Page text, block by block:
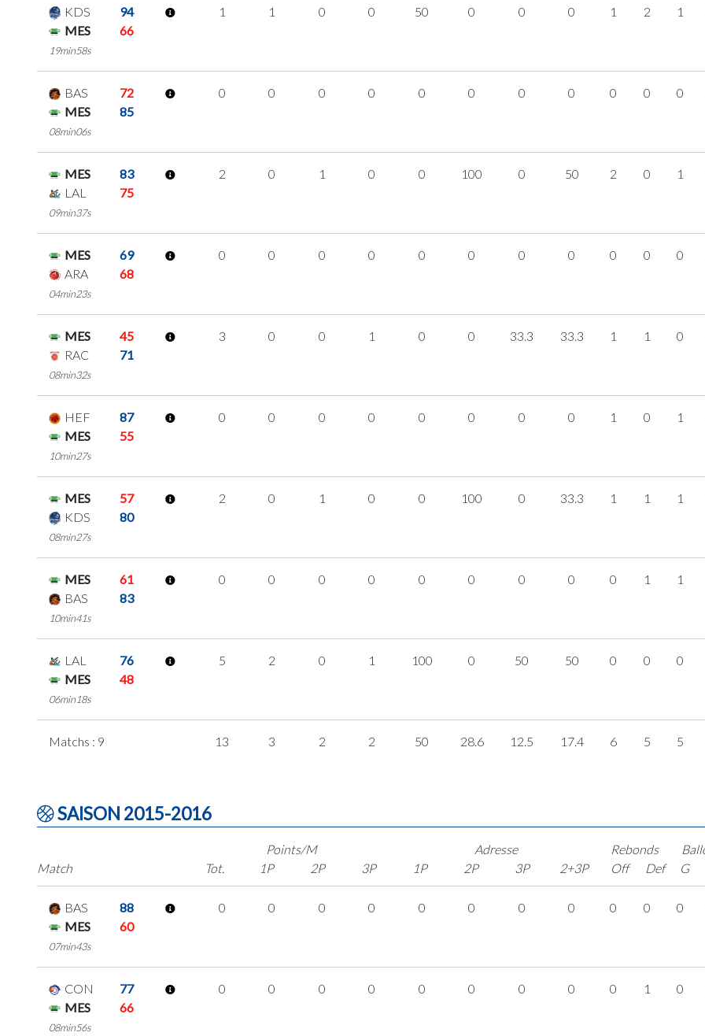
KDS
94
MES
66
19min58s
1 1 0 0 50 0 0 0 1 2 1
BAS
72
MES
85
08min06s
0 0 0 0 0 0 0 0 0 0 0
MES
83
LAL
75
09min37s
2 0 1 0 0 100 0 50 2 0 1
MES
69
ARA
68
04min23s
0 0 0 0 0 0 0 0 0 0 0
MES
45
RAC
71
08min32s
3 0 0 1 0 0 33.3 33.3 1 1 0
HEF
87
MES
55
10min27s
0 0 0 0 0 0 0 0 1 0 1
MES
57
KDS
80
08min27s
2 0 1 0 0 100 0 33.3 1 1 1
MES
61
BAS
83
10min41s
0 0 0 0 0 0 0 0 0 1 1
LAL
76
MES
48
06min18s
5 2 0 1 100 0 50 50 0 0 0
Matchs : 9 13 3 2 2 50 28.6 12.5 17.4 6 5 5
SAISON 2015-2016
Match
Points/M
Tot.
1P 2P 3P
Adresse
1P
2P 3P 2+3P
Rebonds
Off
Def
G
BAS
88
MES
60
07min43s
0 0 0 0 0 0 0 0 0 0 0
CON
77
MES
66
08min56s
0 0 0 0 0 0 0 0 0 1 0